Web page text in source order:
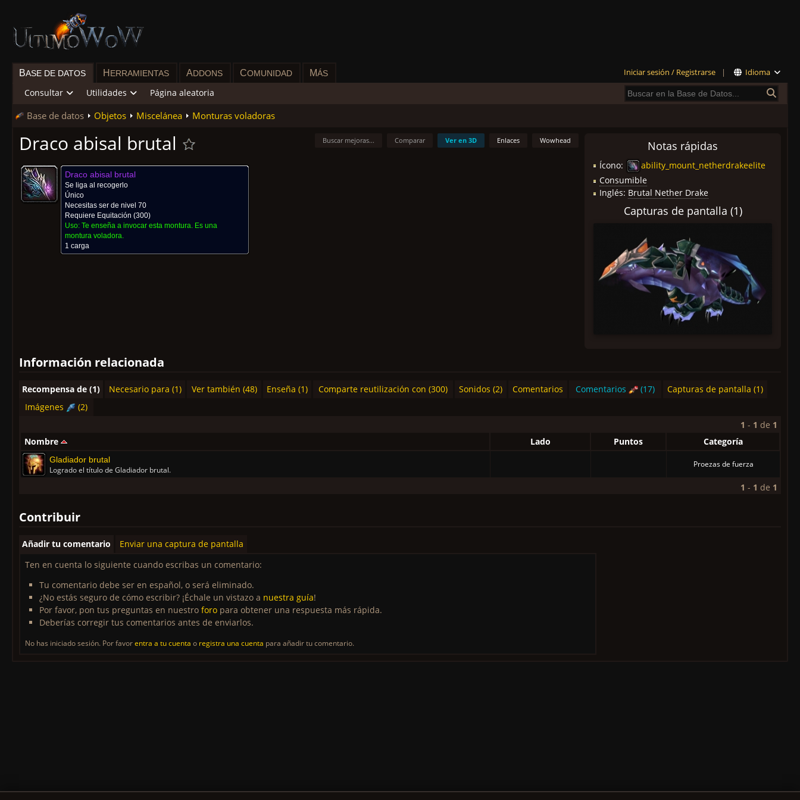
Iniciar sesión / Registrarse | Idioma
BASE DE DATOS H ERRAMIENTAS ADDONS COMUNIDAD MÁS
Consultar Utilidades Página aleatoria
Base de datos Objetos Miscelánea Monturas voladoras
Notas rápidas
Ícono:
ability_mount_netherdrakeelite
Consumible
Inglés: Brutal Nether Drake
Capturas de pantalla (1)
Wowhead
Enlaces
Ver en 3D
Comparar
Buscar mejoras...
Draco abisal brutal
Draco abisal brutal
Se liga al recogerlo
Único
Necesitas ser de nivel 70
Requiere Equitación (300)
Uso: Te enseña a invocar esta montura. Es una
montura voladora.
1 carga
Información relacionada
Recompensa de (1) Necesario para (1) Ver también (48) Enseña (1) Comparte reutilización con (300) Sonidos (2) Comentarios Comentarios (17)
Capturas de pantalla (1)
Imágenes
(2)
1 - 1 de 1
Nombre
Lado Puntos Categoría
Gladiador brutal
Logrado el título de Gladiador brutal.
Proezas de fuerza
1 - 1 de 1
Contribuir
Añadir tu comentario
Enviar una captura de pantalla
Ten en cuenta lo siguiente cuando escribas un comentario:
Tu comentario debe ser en español, o será eliminado.
¿No estás seguro de cómo escribir? ¡Échale un vistazo a nuestra guía!
Por favor, pon tus preguntas en nuestro foro para obtener una respuesta más rápida.
Deberías corregir tus comentarios antes de enviarlos.
No has iniciado sesión. Por favorentra a tu cuenta o registra una cuenta para añadir tu comentario.